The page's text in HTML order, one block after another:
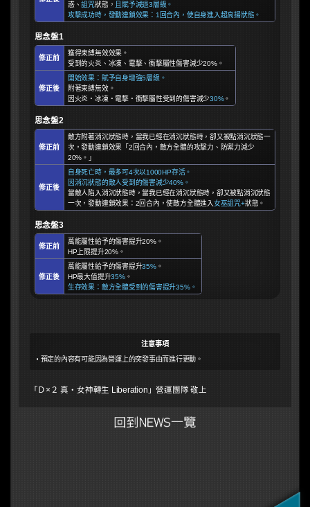
惑、詛咒狀態， 且賦予減退3層級。
攻擊成功時，發動連鎖效果：1回合內，使自身進入超高揚狀態。
思念盤1
修正前
獲得束縛無效效果。
受到的火炎、冰凍、電擊、衝擊屬性傷害減少20%。
修正後
開始效果：賦予自身增強5層級。
附著束縛無效。
因火炎・冰凍・電擊・衝擊屬性受到的傷害減少30%。
思念盤2
修正前
敵方附著消沉狀態時，當我已經在消沉狀態時，卻又被點消沉狀態一
次，發動連鎖效果「2回合內，敵方全體的攻擊力、防禦力減少
20%。」
修正後
自身死亡時，最多可4次以1000HP存活。
因消沉狀態的敵人受到的傷害減少40%。
當敵人陷入消沉狀態時，當我已經在消沉狀態時，卻又被點消沉狀態
一次，發動連鎖效果：2回合內，使敵方全體進入女巫詛咒+狀態。
思念盤3
修正前
萬能屬性給予的傷害提升20%。
HP上限提升20%。
修正後
萬能屬性給予的傷害提升35%。
HP最大值提升35%。
生存效果：敵方全體受到的傷害提升35%。
注意事項
預定的內容有可能因為營運上的突發事由而進行更動。
「Ｄ×２ 真・女神轉生 Liberation」營運團隊 敬上